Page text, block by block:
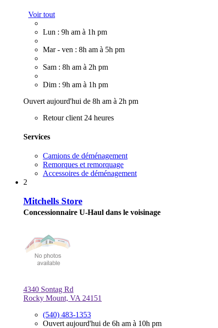
Voir tout
Lun : 9h am à 1h pm
Mar - ven : 8h am à 5h pm
Sam : 8h am à 2h pm
Dim : 9h am à 1h pm
Ouvert aujourd'hui de 8h am à 2h pm
Retour client 24 heures
Services
Camions de déménagement
Remorques et remorquage
Accessoires de déménagement
2
Mitchells Store
Concessionnaire U-Haul dans le voisinage
4340 Sontag Rd
Rocky Mount, VA 24151
(540) 483-1353
Ouvert aujourd'hui de 6h am à 10h pm